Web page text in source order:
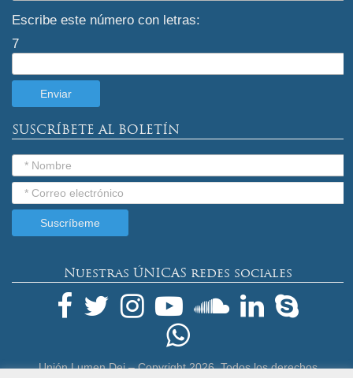
Escribe este número con letras:
7
SUSCRÍBETE AL BOLETÍN
Nuestras ÚNICAS redes sociales
Unión Lumen Dei – Copyright2026. Todos los derechos